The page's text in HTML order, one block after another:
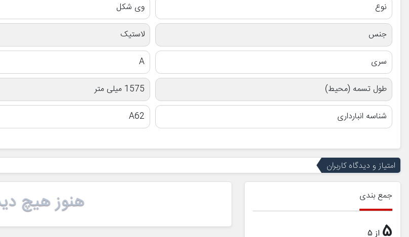
نوع
وی شکل
جنس
لاستیک
سری
A
طول تسمه (محیط)
1575 میلی متر
شناسه انبارداری
A62
امتیاز و دیدگاه کاربران
جمع بندی
5 از 5
هنوز هیچ